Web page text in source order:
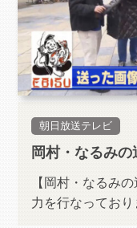
朝日放送テレビ
岡村・なるみ
【岡村・なるみ
力を行なっており